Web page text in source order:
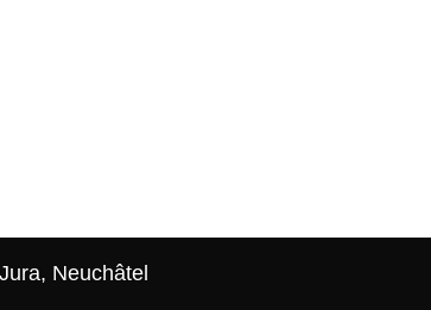
Jura, Neuchâtel